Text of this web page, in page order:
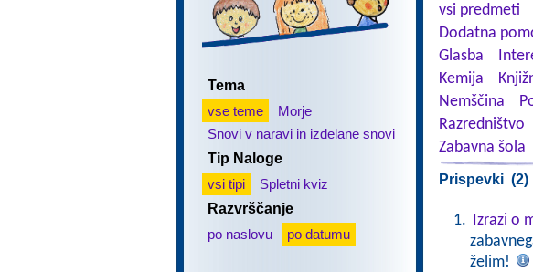
Tema
vse teme
Morje
Snovi v naravi in izdelane snovi
Tip Naloge
vsi tipi
Spletni kviz
Razvrščanje
po naslovu
po datumu
vsi predmeti
Dodatna
Glasba
Kemija
Nemščina
Razredništvo
Zabavna šola
Prispevki (2)
Izrazi o
želim!